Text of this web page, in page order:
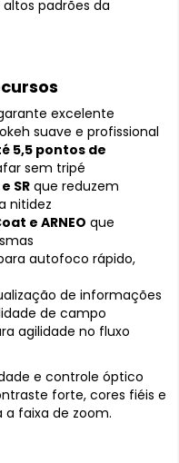
padrões da
excelente
suave e profissional
5,5 pontos de
sem tripé
SRque reduzem
nitidez
e ARNEO que
autofoco rápido,
de informações
de campo
agilidade no fluxo
e controle óptico
forte, cores fiéis e
faixa de zoom.